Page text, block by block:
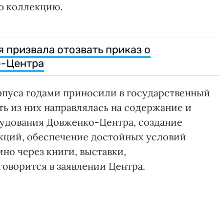
коллекцию.
отозвать приказ о
Центра
годами приносили в государственный
из них направлялась на содержание и
Довженко-Центра, создание
обеспечение достойных условий
через книги, выставки,
в заявлении Центра.